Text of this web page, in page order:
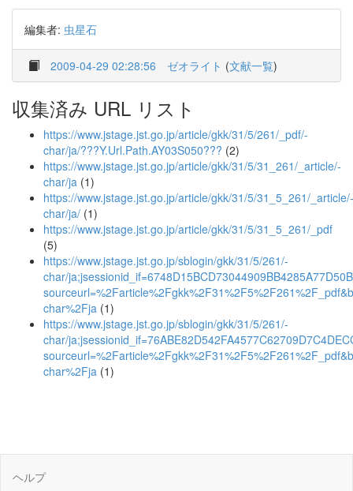
編集者: 虫星石
2009-04-29 02:28:56 ゼオライト (文献一覧)
収集済み URL リスト
https://www.jstage.jst.go.jp/article/gkk/31/5/261/_pdf/-
char/ja/???Y.Url.Path.AY03S050??? (2)
https://www.jstage.jst.go.jp/article/gkk/31/5/31_261/_article/-
char/ja (1)
https://www.jstage.jst.go.jp/article/gkk/31/5/31_5_261/_article/-
char/ja/ (1)
https://www.jstage.jst.go.jp/article/gkk/31/5/31_5_261/_pdf
(5)
https://www.jstage.jst.go.jp/sblogin/gkk/31/5/261/-
char/
char%2Fja (1)
https://www.jstage.jst.go.jp/sblogin/gkk/31/5/261/-
char/
char%2Fja (1)
ヘルプ